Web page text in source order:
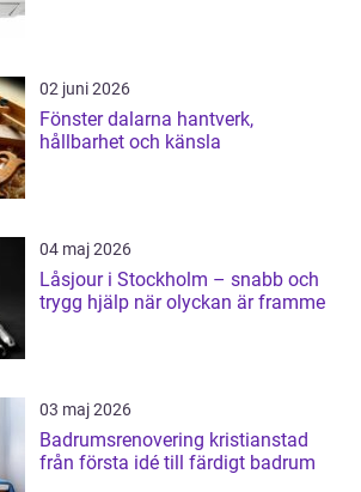
02 juni 2026
Fönster dalarna hantverk,
hållbarhet och känsla
04 maj 2026
Låsjour i Stockholm – snabb och
trygg hjälp när olyckan är framme
03 maj 2026
Badrumsrenovering kristianstad
från första idé till färdigt badrum